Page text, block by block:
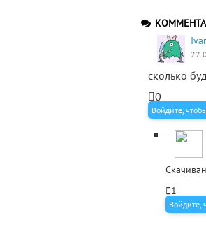
сколько
0
Войдите,
1
Войдите,